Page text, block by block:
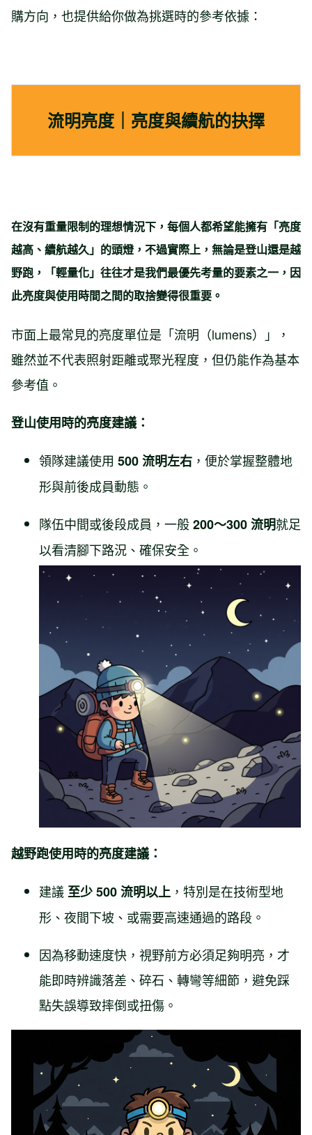
購方向，也提供給你做為挑選時的參考依據：
流明亮度｜亮度與續航的抉擇
在沒有重量限制的理想情況下，每個人都希望能擁有「亮度
越高、續航越久」的頭燈，不過實際上，無論是登山還是越
野跑，「輕量化」往往才是我們最優先考量的要素之一，因
此亮度與使用時間之間的取捨變得很重要。
市面上最常見的亮度單位是「流明（lumens）」，
雖然並不代表照射距離或聚光程度，但仍能作為基本
參考值。
登山使用時的亮度建議：
領隊建議使用 500 流明左右 ，便於掌握整體地
形與前後成員動態。
隊伍中間或後段成員，一般200～300 流明就足
以看清腳下路況、確保安全。
越野跑使用時的亮度建議：
建議 至少 500 流明以上 ，特別是在技術型地
形、夜間下坡、或需要高速通過的路段。
因為移動速度快，視野前方必須足夠明亮，才
能即時辨識落差、碎石、轉彎等細節，避免踩
點失誤導致摔倒或扭傷。